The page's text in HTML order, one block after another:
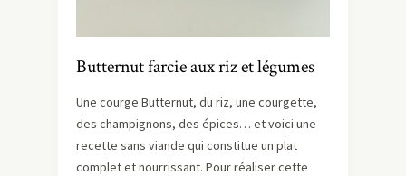
Butternut farcie aux riz et légumes
Une courge Butternut, du riz, une courgette,
des champignons, des épices… et voici une
recette sans viande qui constitue un plat
complet et nourrissant. Pour réaliser cette